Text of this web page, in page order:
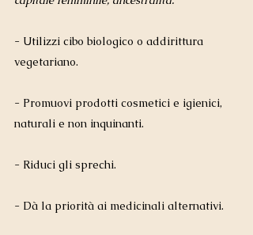
- Utilizzi cibo biologico o addirittura
vegetariano.
- Promuovi prodotti cosmetici e igienici,
naturali e non inquinanti.
- Riduci gli sprechi.
- Dà la priorità ai medicinali alternativi.